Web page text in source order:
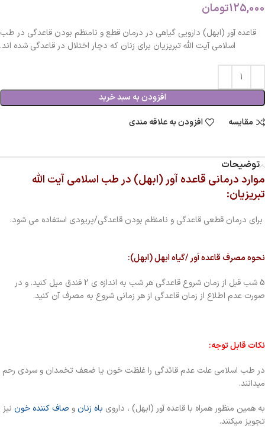
125,000تومان
قاعده آور (ابهل) دارویی گیاهی در درمان قطع و نامنظم بودن قاعدگی در طب
اسلامی آیت الله تبریزیان برای زنان که دچار اختلال در قاعدگی شده اند.
افزودن به سبد خرید
مقایسه
افزودن به علاقه مندی
توضیحات
موارد درمانی قاعده آور (ابهل) در طب اسلامی آیت الله
تبریزیان:
برای درمان قطعی قاعدگی و نامنظم بودن قاعدگی/پریودی استفاده می شود.
نحوه مصرف قاعده آور /گیاه ابهل (ابهل):
5 شب قبل از زمان شروع قاعدگی هر شب به اندازه ی 2 فندق میل کنید. و در
صورت عدم اطلاع از زمان قاعدگی از هر زمانی شروع به مصرف آن کنید.
نکات قابل توجه:
در طب اسلامی علت عدم قائدگی را غلظت خون یا ضعف تخمدان و سردی رحم
میدانند.
به همین منظور همراه با قاعده آور (ابهل) ، داروی باه زنانو صاف کننده خون نیز
تجویز میکنند.